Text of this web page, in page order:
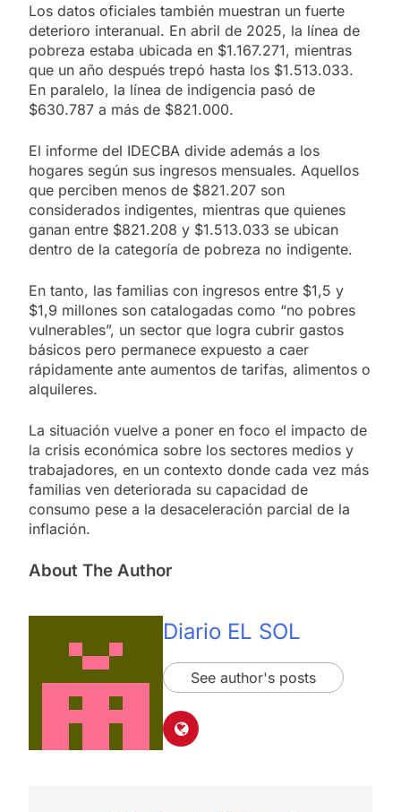
Los datos oficiales también muestran un fuerte
deterioro interanual. En abril de 2025, la línea de
pobreza estaba ubicada en $1.167.271, mientras
que un año después trepó hasta los $1.513.033.
En paralelo, la línea de indigencia pasó de
$630.787 a más de $821.000.
El informe del IDECBA divide además a los
hogares según sus ingresos mensuales. Aquellos
que perciben menos de $821.207 son
considerados indigentes, mientras que quienes
ganan entre $821.208 y $1.513.033 se ubican
dentro de la categoría de pobreza no indigente.
En tanto, las familias con ingresos entre $1,5 y
$1,9 millones son catalogadas como “no pobres
vulnerables”, un sector que logra cubrir gastos
básicos pero permanece expuesto a caer
rápidamente ante aumentos de tarifas, alimentos o
alquileres.
La situación vuelve a poner en foco el impacto de
la crisis económica sobre los sectores medios y
trabajadores, en un contexto donde cada vez más
familias ven deteriorada su capacidad de
consumo pese a la desaceleración parcial de la
inflación.
About The Author
Diario EL SOL
See author's posts